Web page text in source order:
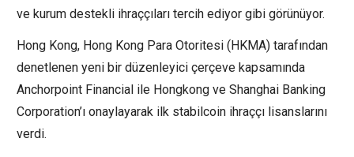
ve kurum destekli ihraççıları tercih ediyor gibi görünüyor.
Hong Kong, Hong Kong Para Otoritesi (HKMA) tarafından
denetlenen yeni bir düzenleyici çerçeve kapsamında
Anchorpoint Financial ile Hongkong ve Shanghai Banking
Corporation’ı onaylayarak ilk stabilcoin ihraççı lisanslarını
verdi.